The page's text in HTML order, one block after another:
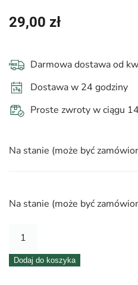
29,00 zł
Darmowa dostawa od
Dostawa w 24 godziny
Proste zwroty w ciągu
Na stanie (może być
Na stanie (może być
ilość
| Dodaj do koszyka